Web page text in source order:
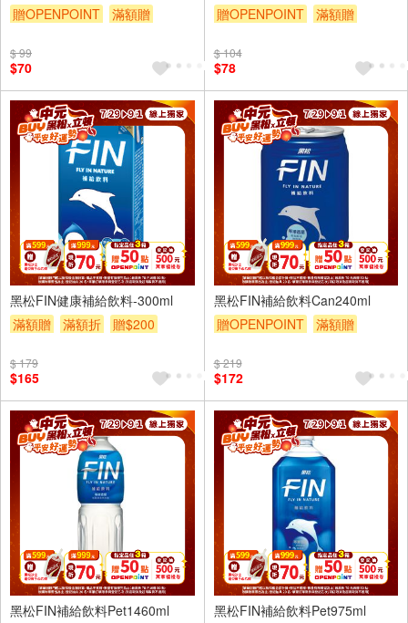
贈OPENPOINT
滿額贈
$ 99
$70
贈OPENPOINT
滿額贈
$ 104
$78
24入
黑松FIN健康補給飲料-300ml
滿額贈
滿額折 贈$200
$ 179
$165
24入
黑松FIN補給飲料Can240ml
贈OPENPOINT
滿額贈
$ 219
$172
12入
黑松FIN補給飲料Pet1460ml
12入
黑松FIN補給飲料Pet975ml